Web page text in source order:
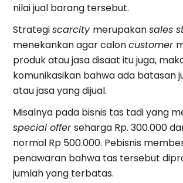
nilai jual barang tersebut.
Strategiscarcity merupakansales
menekankan agar caloncustomer
produk atau jasa disaat itu juga,
komunikasikan bahwa ada batasan
atau jasa yang dijual.
Misalnya pada bisnis tas tadi yang
special offerseharga Rp. 300.000
normal Rp 500.000. Pebisnis
penawaran bahwa tas tersebut
jumlah yang terbatas.